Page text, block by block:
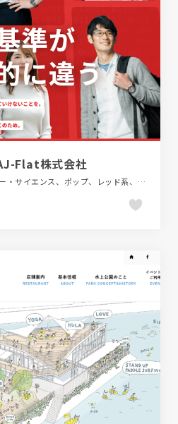
Flat株式会社
スタイリッシュ、テクノロジー・サイエンス、ポップ、レッド系、新卒・中途採用サイト